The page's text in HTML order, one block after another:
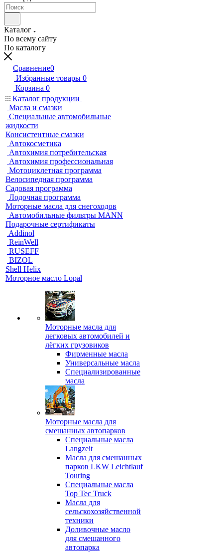
Каталог
По всему сайту
По каталогу
Сравнение0
Избранные товары 0
Корзина 0
Каталог продукции
Масла и смазки
Специальные автомобильные
жидкости
Консистентные смазки
Автокосметика
Автохимия потребительская
Автохимия профессиональная
Мотоциклетная программа
Велосипедная программа
Садовая программа
Лодочная программа
Моторные масла для снегоходов
Автомобильные фильтры MANN
Подарочные сертификаты
Addinol
ReinWell
RUSEFF
BIZOL
Shell Helix
Моторное масло Lopal
Моторные масла для
легковых автомобилей и
лёгких грузовиков
Фирменные масла
Универсальные масла
Специализированные
масла
Моторные масла для
смешанных автопарков
Специальные масла
Langzeit
Масла для смешанных
парков LKW Leichtlauf
Touring
Специальные масла
Top Tec Truck
Масла для
сельскохозяйственной
техники
Доливочные масло
для смешанного
автопарка